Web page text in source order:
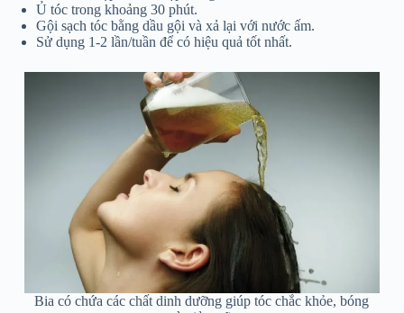
Ủ tóc trong khoảng 30 phút.
Gội sạch tóc bằng dầu gội và xả lại với nước ấm.
Sử dụng 1-2 lần/tuần để có hiệu quả tốt nhất.
Bia có chứa các chất dinh dưỡng giúp tóc chắc khỏe, bóng